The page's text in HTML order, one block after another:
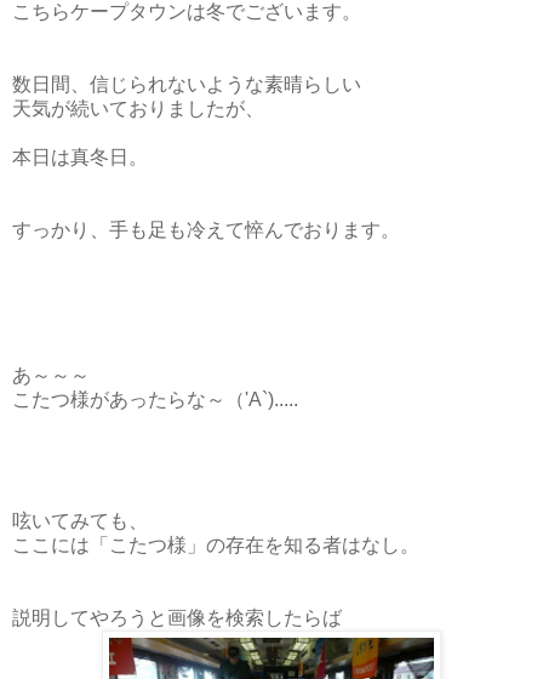
こちらケープタウンは冬でございます。
数日間、信じられないような素晴らしい
天気が続いておりましたが、
本日は真冬日。
すっかり、手も足も冷えて悴んでおります。
あ～～～
こたつ様があったらな～
（'A`).....
呟いてみても、
ここには「こたつ様」の存在を知る者はなし。
説明してやろうと画像を検索したらば